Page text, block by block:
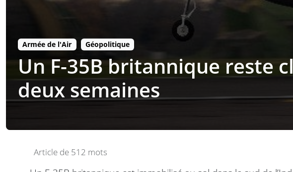
Armée de l'Air Géopolitique
Un F-35B britannique reste
deux semaines
Article de 512 mots